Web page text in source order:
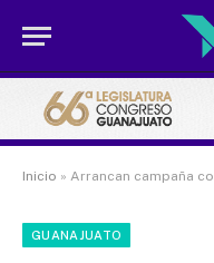
Inicio » Arrancan campaña
GUANAJUATO